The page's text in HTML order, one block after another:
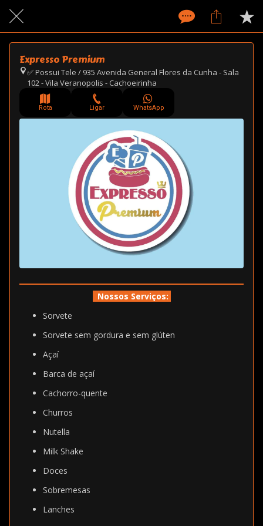
Expresso Premium
✅ Possui Tele / 935 Avenida General Flores da Cunha - Sala
102 - Vila Veranopolis - Cachoeirinha
Rota Ligar WhatsApp
Nossos Serviços:
Sorvete
Sorvete sem gordura e sem glúten
Açaí
Barca de açaí
Cachorro-quente
Churros
Nutella
Milk Shake
Doces
Sobremesas
Lanches